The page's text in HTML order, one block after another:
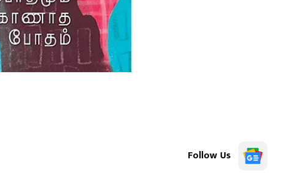
Follow Us